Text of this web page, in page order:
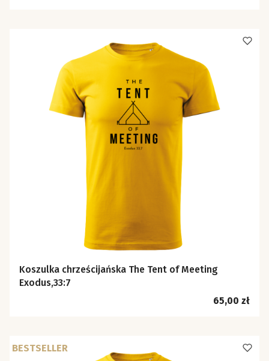
Koszulka chrześcijańska The Tent of Meeting
Exodus,33:7
Cena
65,00 zł
BESTSELLER